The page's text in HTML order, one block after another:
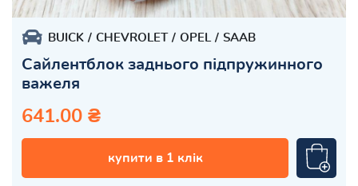
BUICK CHEVROLET OPEL SAAB
Сайлентблок заднього підпружинного
важеля
641.00 ₴
купити в 1 клік